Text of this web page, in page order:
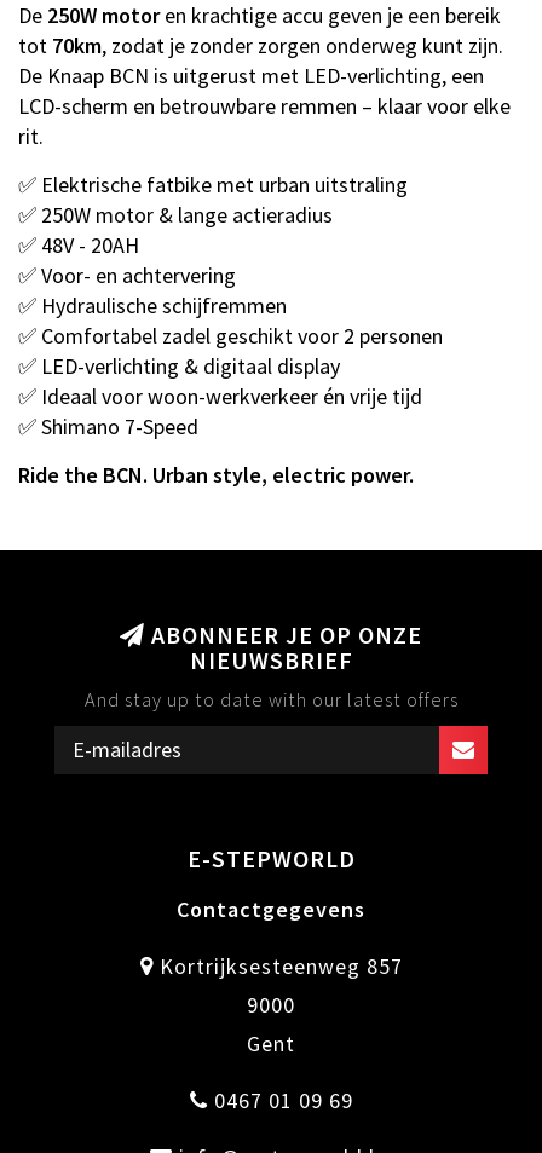
De 250W motoren krachtige accu geven je een bereik
tot 70km, zodat je zonder zorgen onderweg kunt zijn.
De Knaap BCN is uitgerust met LED-verlichting, een
LCD-scherm en betrouwbare remmen – klaar voor elke
rit.
✅ Elektrische fatbike met urban uitstraling
✅ 250W motor & lange actieradius
✅ 48V - 20AH
✅ Voor- en achtervering
✅ Hydraulische schijfremmen
✅ Comfortabel zadel geschikt voor 2 personen
✅ LED-verlichting & digitaal display
✅ Ideaal voor woon-werkverkeer én vrije tijd
✅ Shimano 7-Speed
Ride the BCN. Urban style, electric power.
ABONNEER JE OP ONZE
NIEUWSBRIEF
And stay up to date with our latest offers
E-STEPWORLD
Contactgegevens
Kortrijksesteenweg 857
9000
Gent
0467 01 09 69